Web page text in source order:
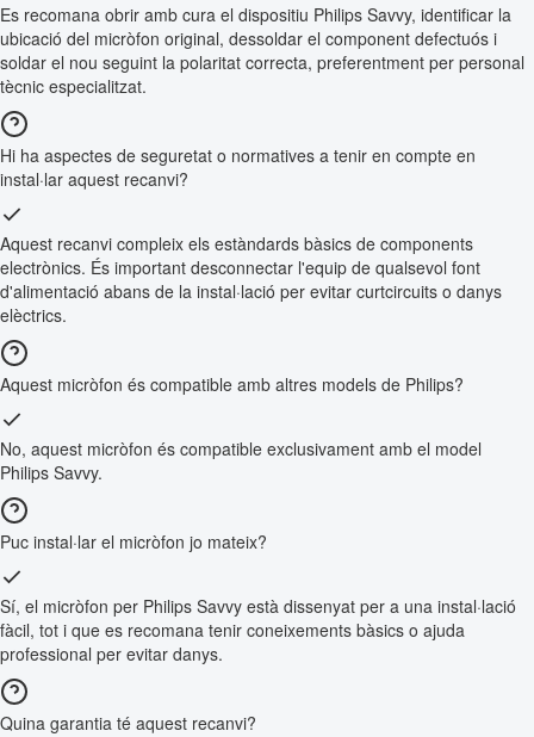
Es recomana obrir amb cura el dispositiu Philips Savvy, identificar la
ubicació del micròfon original, dessoldar el component defectuós i
soldar el nou seguint la polaritat correcta, preferentment per personal
tècnic especialitzat.
Hi ha aspectes de seguretat o normatives a tenir en compte en
instal·lar aquest recanvi?
Aquest recanvi compleix els estàndards bàsics de components
electrònics. És important desconnectar l'equip de qualsevol font
d'alimentació abans de la instal·lació per evitar curtcircuits o danys
elèctrics.
Aquest micròfon és compatible amb altres models de Philips?
No, aquest micròfon és compatible exclusivament amb el model
Philips Savvy.
Puc instal·lar el micròfon jo mateix?
Sí, el micròfon per Philips Savvy està dissenyat per a una instal·lació
fàcil, tot i que es recomana tenir coneixements bàsics o ajuda
professional per evitar danys.
Quina garantia té aquest recanvi?